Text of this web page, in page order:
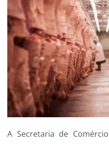
A Secretaria de